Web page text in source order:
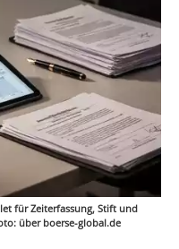
für Zeiterfassung, Stift und
über boerse-global.de